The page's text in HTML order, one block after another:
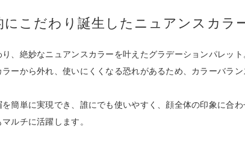
こだわり誕生したニュアンスカラ
、絶妙なニュアンスカラーを叶えたグラデーションパレット
ーから外れ、使いにくくなる恐れがあるため、カラーバラ
簡単に実現でき、誰にでも使いやすく、顔全体の印象に合わ
ルチに活躍します。